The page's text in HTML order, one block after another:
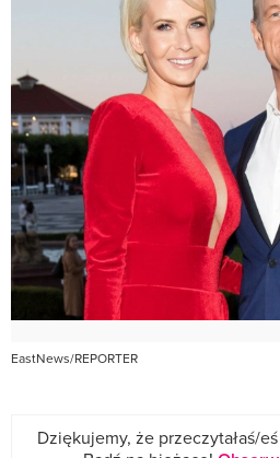
EastNews/REPORTER
Dziękujemy, że przeczytałaś/